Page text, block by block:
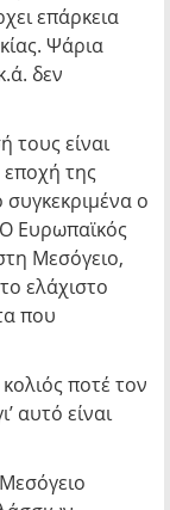
επάρκεια
Ψάρια
δεν
τους είναι
της
συγκεκριμένα ο
Ευρωπαϊκός
Μεσόγειο,
ελάχιστο
που
ποτέ τον
αυτό είναι